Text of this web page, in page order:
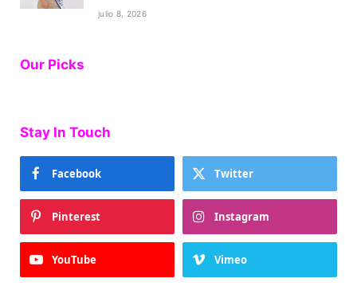
julio 8, 2026
Our Picks
Stay In Touch
Facebook Twitter
Pinterest Instagram
YouTube Vimeo